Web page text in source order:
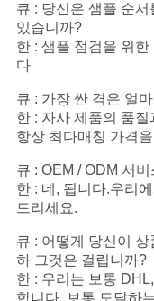
큐 : 당신은 샘플 순
있습니까?
한 : 샘플 점검을 위한
다
큐 : 가장 싼 격은 얼
한 : 자사 제품의 품
항상 최다매칭 가격
큐 : OEM / ODM 서
한 : 네, 됩니다.우리
드리세요.
큐 : 어떻게 당신이
하 그것은 걸립니까?
한 : 우리는 보통